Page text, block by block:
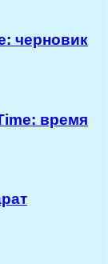
черновик
время